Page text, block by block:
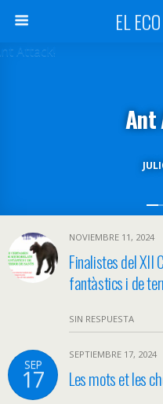
EL
NOVIEMBRE 11, 2024
Finalistes del XII
fantàstics i de
SIN RESPUESTA
SEP
17
SEPTIEMBRE 17, 2024
Les mots et les